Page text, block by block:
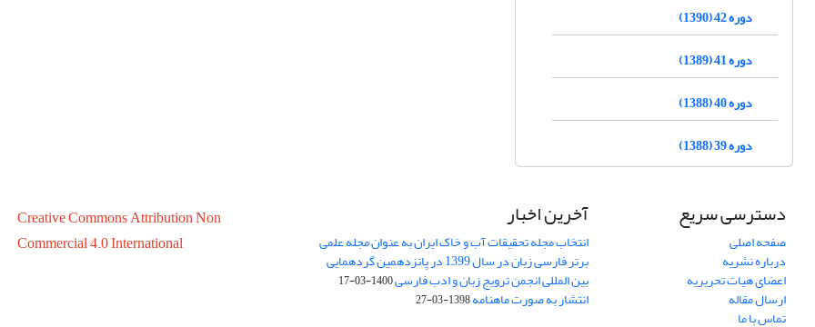
دوره 42 (1390)
دوره 41 (1389)
دوره 40 (1388)
دوره 39 (1388)
دسترسی سریع
صفحه اصلی
درباره نشریه
اعضای هیات تحریریه
ارسال مقاله
تماس با ما
آخرین اخبار
انتخاب مجله تحقیقات آب و خاک ایران به عنوان مجله علمی
برتر فارسی زبان در سال 1399 در پانزدهمین گردهمایی
بین المللی انجمن ترویج زبان و ادب فارسی1400-03-17
انتشار به صورت ماهنامه1398-03-27
Creative Commons Attribution Non
Commercial 4.0 International